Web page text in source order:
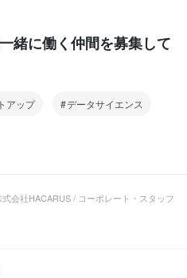
緒に働く仲間を募集して
アップ データサイエンス
式会社HACARUS / コーポレート・スタッフ